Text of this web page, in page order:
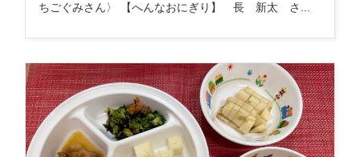
ちごぐみさん〉 【へんなおにぎり】 長 新太 さ...